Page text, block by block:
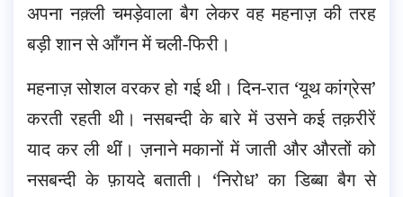
अपना नक़्ली चमड़ेवाला बैग लेकर वह महनाज़ की तरह
बड़ी शान से आँगन में चली-फिरी।
महनाज़ सोशल वरकर हो गई थी। दिन-रात ‘यूथ कांग्रेस’
करती रहती थी। नसबन्दी के बारे में उसने कई तक़रीरें
याद कर ली थीं। ज़नाने मकानों में जाती और औरतों को
नसबन्दी के फ़ायदे बताती। ‘निरोध’ का डिब्बा बैग से